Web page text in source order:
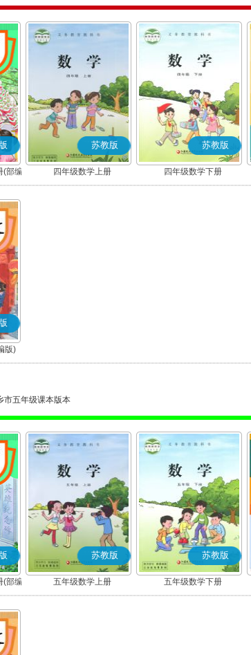
(部编
苏教版
四年级数学上册
苏教版
四年级数学下册
版)
市五年级课本版本
(部编
苏教版
五年级数学上册
苏教版
五年级数学下册